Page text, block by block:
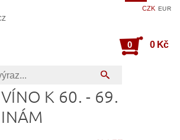
CZK EUR
0 0 Kč
K 60. - 69.